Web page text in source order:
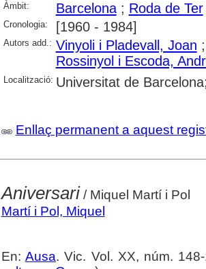
Àmbit: Barcelona; Roda de Ter
Cronologia: [1960 - 1984]
Autors add.: Vinyoli i Pladevall, Joan
Rossinyol i Escoda,
Localització: Universitat de
Enllaç permanent a aquest
Aniversari/ Miquel Martí i Pol
Martí i Pol, Miquel
En: Ausa. Vic. Vol. XX, núm.